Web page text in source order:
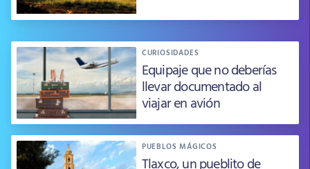
CURIOSIDADES
Equipaje que no deberías
llevar documentado al
viajar en avión
PUEBLOS MÁGICOS
Tlaxco, un pueblito de